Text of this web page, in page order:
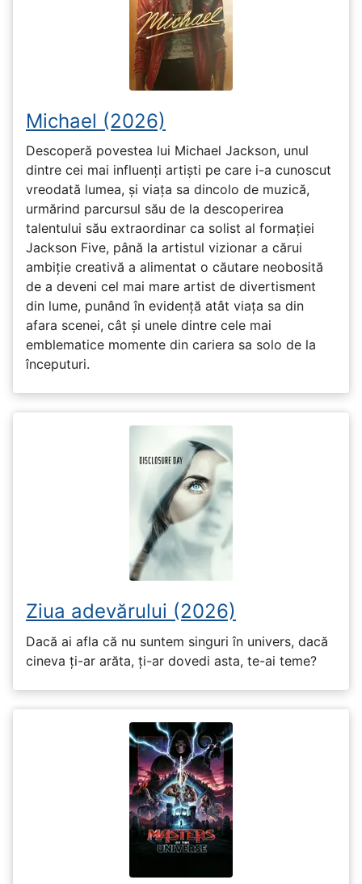
Michael (2026)
Descoperă povestea lui Michael Jackson, unul
dintre cei mai influenți artiști pe care i-a cunoscut
vreodată lumea, și viața sa dincolo de muzică,
urmărind parcursul său de la descoperirea
talentului său extraordinar ca solist al formației
Jackson Five, până la artistul vizionar a cărui
ambiție creativă a alimentat o căutare neobosită
de a deveni cel mai mare artist de divertisment
din lume, punând în evidență atât viața sa din
afara scenei, cât și unele dintre cele mai
emblematice momente din cariera sa solo de la
începuturi.
Ziua adevărului (2026)
Dacă ai afla că nu suntem singuri în univers, dacă
cineva ți-ar arăta, ți-ar dovedi asta, te-ai teme?